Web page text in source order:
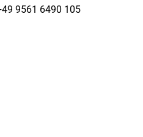
9561 6490 105